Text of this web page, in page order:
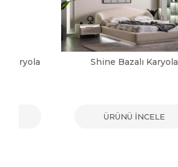
Karyola Shine Bazalı Karyola
ÜRÜNÜ İNCELE